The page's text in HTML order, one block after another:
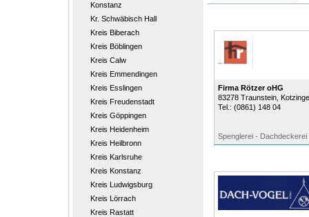
Konstanz
Kr. Schwäbisch Hall
Kreis Biberach
Kreis Böblingen
Kreis Calw
Kreis Emmendingen
Kreis Esslingen
Kreis Freudenstadt
Kreis Göppingen
Kreis Heidenheim
Kreis Heilbronn
Kreis Karlsruhe
Kreis Konstanz
Kreis Ludwigsburg
Kreis Lörrach
Kreis Rastatt
Firma Rötzer oHG
83278 Traunstein,
Tel.: (0861) 148 04
Spenglerei -